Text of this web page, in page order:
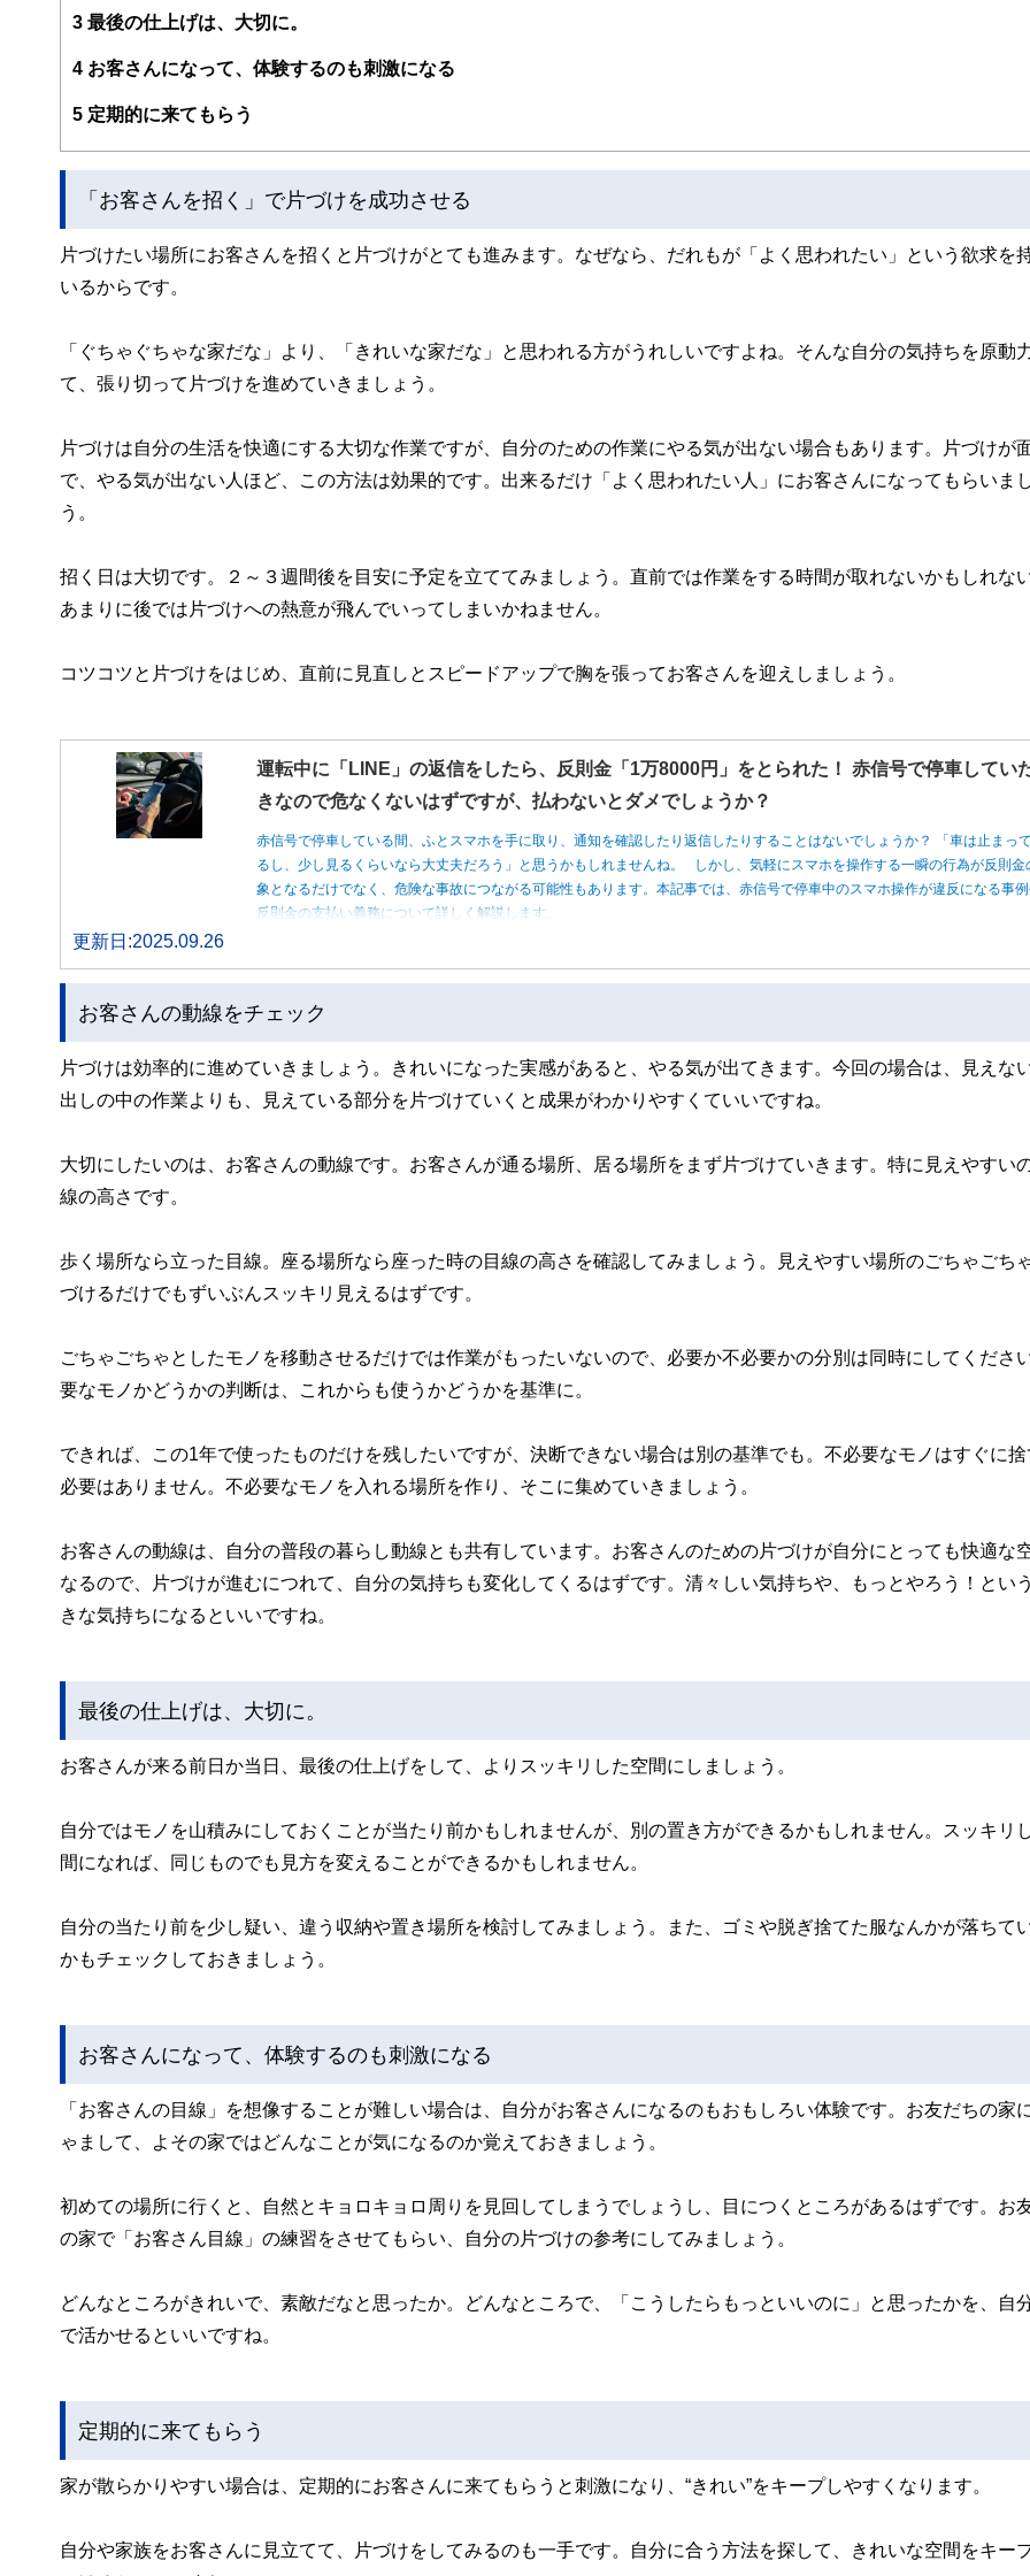
3 最後の仕上げは、大切に。
4 お客さんになって、体験するのも刺激になる
5 定期的に来てもらう
「お客さんを招く」で片づけを成功させる
片づけたい場所にお客さんを招くと片づけがとても進みます。なぜなら、だれもが「よく思われたい」という欲求を
いるからです。
「ぐちゃぐちゃな家だな」より、「きれいな家だな」と思われる方がうれしいですよね。そんな自分の気持ちを原動
て、張り切って片づけを進めていきましょう。
片づけは自分の生活を快適にする大切な作業ですが、自分のための作業にやる気が出ない場合もあります。片づけが
で、やる気が出ない人ほど、この方法は効果的です。出来るだけ「よく思われたい人」にお客さんになってもらいま
う。
招く日は大切です。２～３週間後を目安に予定を立ててみましょう。直前では作業をする時間が取れないかもしれない
あまりに後では片づけへの熱意が飛んでいってしまいかねません。
コツコツと片づけをはじめ、直前に見直しとスピードアップで胸を張ってお客さんを迎えしましょう。
運転中に「LINE」の返信をしたら、反則金「1万8000円」をとられた！ 赤信号で停車してい
きなので危なくないはずですが、払わないとダメでしょうか？
赤信号で停車している間、ふとスマホを手に取り、通知を確認したり返信したりすることはないでしょうか？ 「車は止まっ
るし、少し見るくらいなら大丈夫だろう」と思うかもしれませんね。 しかし、気軽にスマホを操作する一瞬の行為が反則金
象となるだけでなく、危険な事故につながる可能性もあります。本記事では、赤信号で停車中のスマホ操作が違反になる事例
反則金の支払い義務について詳しく解説します。
更新日:2025.09.26
お客さんの動線をチェック
片づけは効率的に進めていきましょう。きれいになった実感があると、やる気が出てきます。今回の場合は、見えな
出しの中の作業よりも、見えている部分を片づけていくと成果がわかりやすくていいですね。
大切にしたいのは、お客さんの動線です。お客さんが通る場所、居る場所をまず片づけていきます。特に見えやすい
線の高さです。
歩く場所なら立った目線。座る場所なら座った時の目線の高さを確認してみましょう。見えやすい場所のごちゃごち
づけるだけでもずいぶんスッキリ見えるはずです。
ごちゃごちゃとしたモノを移動させるだけでは作業がもったいないので、必要か不必要かの分別は同時にしてくださ
要なモノかどうかの判断は、これからも使うかどうかを基準に。
できれば、この1年で使ったものだけを残したいですが、決断できない場合は別の基準でも。不必要なモノはすぐに捨
必要はありません。不必要なモノを入れる場所を作り、そこに集めていきましょう。
お客さんの動線は、自分の普段の暮らし動線とも共有しています。お客さんのための片づけが自分にとっても快適な
なるので、片づけが進むにつれて、自分の気持ちも変化してくるはずです。清々しい気持ちや、もっとやろう！とい
きな気持ちになるといいですね。
最後の仕上げは、大切に。
お客さんが来る前日か当日、最後の仕上げをして、よりスッキリした空間にしましょう。
自分ではモノを山積みにしておくことが当たり前かもしれませんが、別の置き方ができるかもしれません。スッキリ
間になれば、同じものでも見方を変えることができるかもしれません。
自分の当たり前を少し疑い、違う収納や置き場所を検討してみましょう。また、ゴミや脱ぎ捨てた服なんかが落ちて
かもチェックしておきましょう。
お客さんになって、体験するのも刺激になる
「お客さんの目線」を想像することが難しい場合は、自分がお客さんになるのもおもしろい体験です。お友だちの家
ゃまして、よその家ではどんなことが気になるのか覚えておきましょう。
初めての場所に行くと、自然とキョロキョロ周りを見回してしまうでしょうし、目につくところがあるはずです。お
の家で「お客さん目線」の練習をさせてもらい、自分の片づけの参考にしてみましょう。
どんなところがきれいで、素敵だなと思ったか。どんなところで、「こうしたらもっといいのに」と思ったかを、自
で活かせるといいですね。
定期的に来てもらう
家が散らかりやすい場合は、定期的にお客さんに来てもらうと刺激になり、“きれい”をキープしやすくなります。
自分や家族をお客さんに見立てて、片づけをしてみるのも一手です。自分に合う方法を探して、きれいな空間をキー